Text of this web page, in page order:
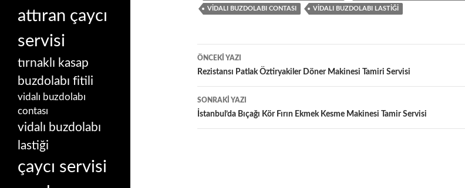
VIDALI BUZDOLABI CONTASI VIDALI BUZDOLABI LASTIĞI
Yazı
dolaşımı
ÖNCEKI YAZI
Rezistansı Patlak Öztiryakiler Döner Makinesi Tamiri Servisi
SONRAKI YAZI
İstanbul’da Bıçağı Kör Fırın Ekmek Kesme Makinesi Tamir Servisi
attıran çaycı
servisi
tırnaklı kasap
buzdolabı fitili
vidalı buzdolabı
contası
vidalı buzdolabı
lastiği
çaycı servisi